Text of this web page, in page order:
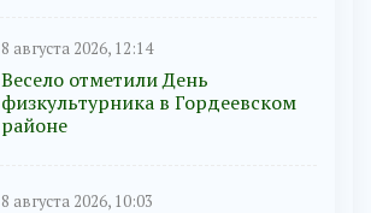
8 августа 2026, 12:14
Весело отметили День
физкультурника в Гордеевском
районе
8 августа 2026, 10:03